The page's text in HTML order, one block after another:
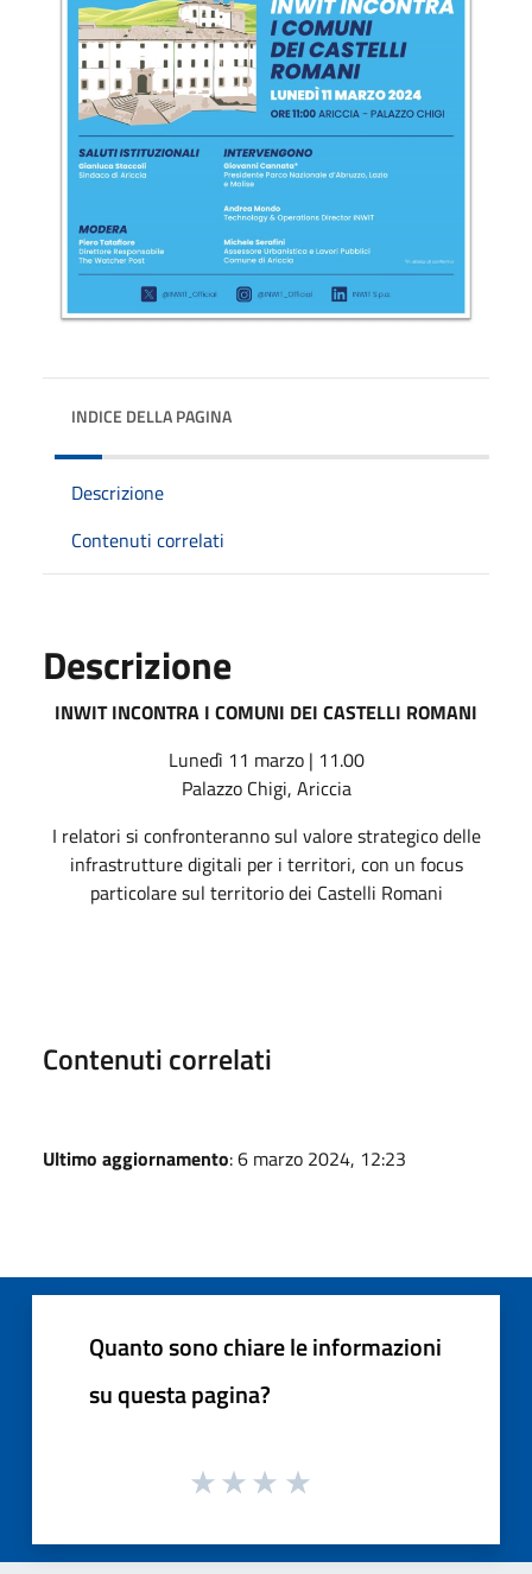
INDICE DELLA PAGINA
Descrizione
Contenuti correlati
Descrizione
INWIT INCONTRA I COMUNI DEI CASTELLI ROMANI
Lunedì 11 marzo | 11.00
Palazzo Chigi, Ariccia
I relatori si confronteranno sul valore strategico delle
infrastrutture digitali per i territori, con un focus
particolare sul territorio dei Castelli Romani
Contenuti correlati
Ultimo aggiornamento: 6 marzo 2024, 12:23
Quanto sono chiare le informazioni
su questa pagina?